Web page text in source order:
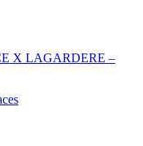
X LAGARDERE –